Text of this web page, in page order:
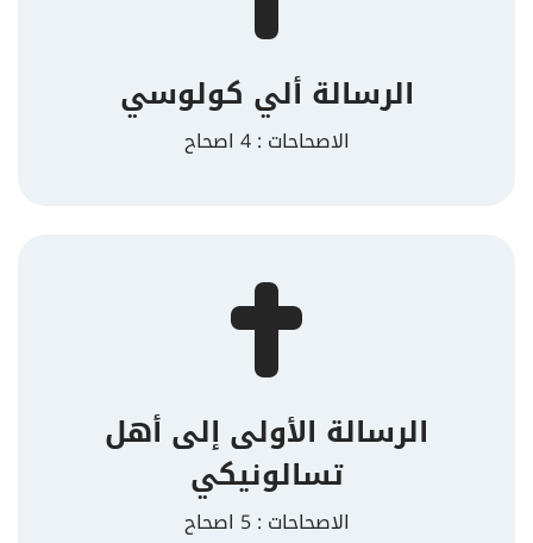
الرسالة ألي كولوسي
الاصحاحات : 4 اصحاح
الرسالة الأولى إلى أهل
تسالونيكي
الاصحاحات : 5 اصحاح